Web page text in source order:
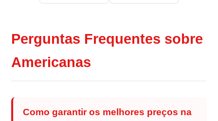
Perguntas Frequentes sobre
Americanas
Como garantir os melhores preços na